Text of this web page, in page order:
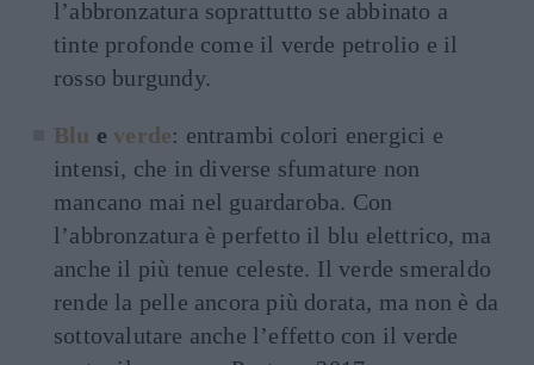
l’abbronzatura soprattutto se abbinato a
tinte profonde come il verde petrolio e il
rosso burgundy.
Blu everde: entrambi colori energici e
intensi, che in diverse sfumature non
mancano mai nel guardaroba. Con
l’abbronzatura è perfetto il blu elettrico, ma
anche il più tenue celeste. Il verde smeraldo
rende la pelle ancora più dorata, ma non è da
sottovalutare anche l’effetto con il verde